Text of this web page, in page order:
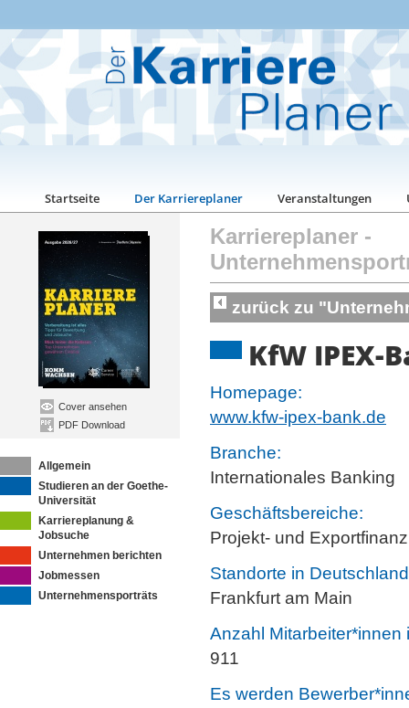
Startseite Der Karriereplaner Veranstaltungen
Cover ansehen
PDF Download
Allgemein
Studieren an der Goethe-
Universität
Karriereplanung &
Jobsuche
Unternehmen berichten
Jobmessen
Unternehmensporträts
Karriereplaner -
zurück zu
KfW IPEX-
Homepage:
www.kfw-ipex-bank.de
Branche:
Internationales Banking
Geschäftsbereiche:
Projekt- und
Standorte in
Frankfurt am Main
Anzahl Mitarbeiter*innen
911
Es werden